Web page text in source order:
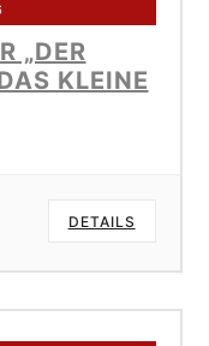
„DER
KLEINE
DETAILS